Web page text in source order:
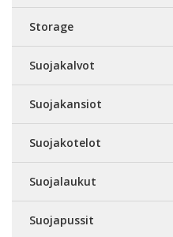
Storage
Suojakalvot
Suojakansiot
Suojakotelot
Suojalaukut
Suojapussit